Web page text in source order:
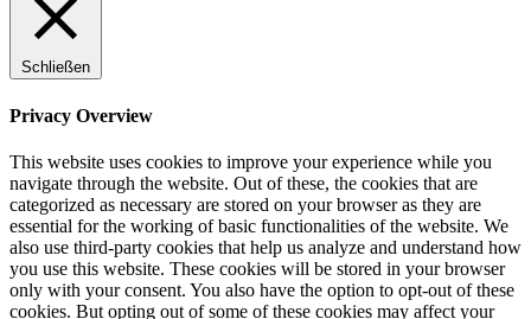
Schließen
Privacy Overview
This website uses cookies to improve your experience while you
navigate through the website. Out of these, the cookies that are
categorized as necessary are stored on your browser as they are
essential for the working of basic functionalities of the website. We
also use third-party cookies that help us analyze and understand how
you use this website. These cookies will be stored in your browser
only with your consent. You also have the option to opt-out of these
cookies. But opting out of some of these cookies may affect your